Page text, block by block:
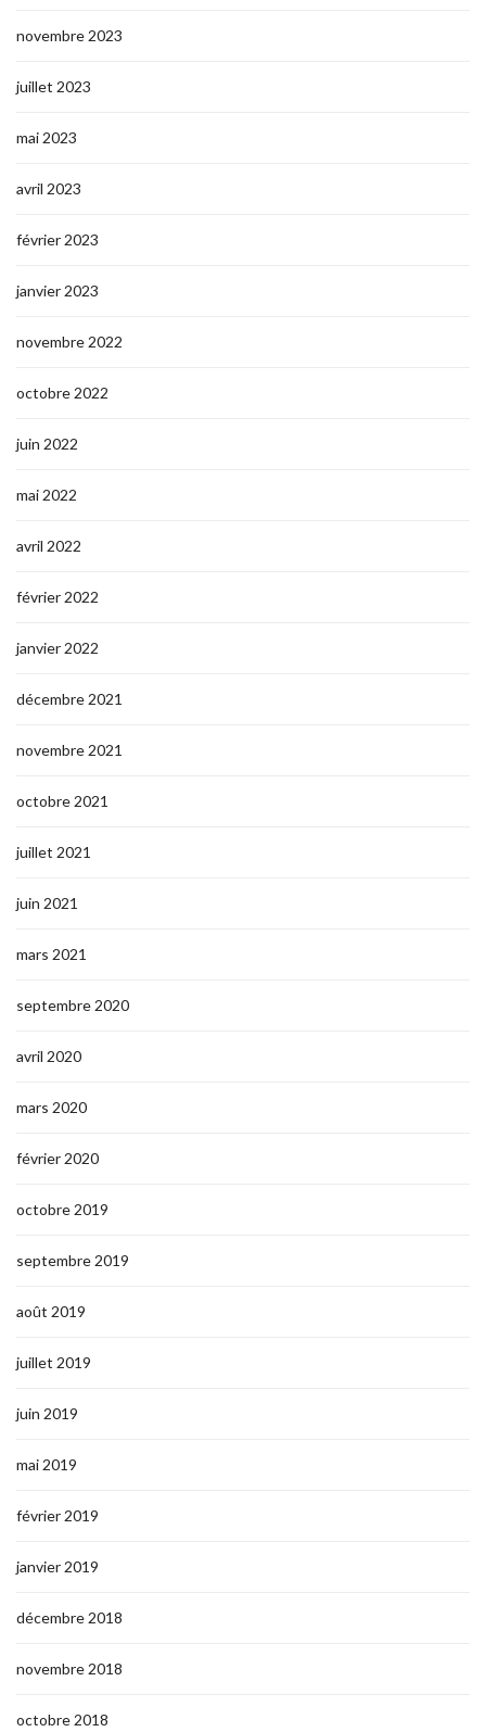
novembre 2023
juillet 2023
mai 2023
avril 2023
février 2023
janvier 2023
novembre 2022
octobre 2022
juin 2022
mai 2022
avril 2022
février 2022
janvier 2022
décembre 2021
novembre 2021
octobre 2021
juillet 2021
juin 2021
mars 2021
septembre 2020
avril 2020
mars 2020
février 2020
octobre 2019
septembre 2019
août 2019
juillet 2019
juin 2019
mai 2019
février 2019
janvier 2019
décembre 2018
novembre 2018
octobre 2018